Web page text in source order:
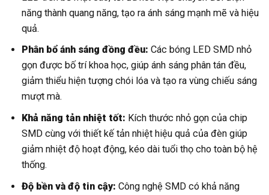
năng thành quang năng, tạo ra ánh sáng mạnh mẽ và hiệu
quả.
Phân bổ ánh sáng đồng đều: Các bóng LED SMD nhỏ
gọn được bố trí khoa học, giúp ánh sáng phân tán đều,
giảm thiểu hiện tượng chói lóa và tạo ra vùng chiếu sáng
mượt mà.
Khả năng tản nhiệt tốt: Kích thước nhỏ gọn của chip
SMD cùng với thiết kế tản nhiệt hiệu quả của đèn giúp
giảm nhiệt độ hoạt động, kéo dài tuổi thọ cho toàn bộ hệ
thống.
Độ bền và độ tin cậy: Công nghệ SMD có khả năng